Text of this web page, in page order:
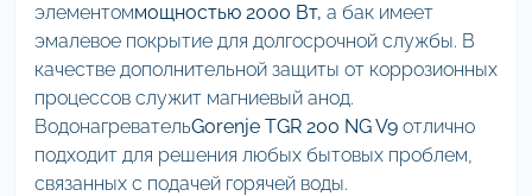
элементоммощностью 2000 Вт, а бак имеет
эмалевое покрытие для долгосрочной службы. В
качестве дополнительной защиты от коррозионных
процессов служит магниевый анод.
ВодонагревательGorenje TGR 200 NG V9 отлично
подходит для решения любых бытовых проблем,
связанных с подачей горячей воды.